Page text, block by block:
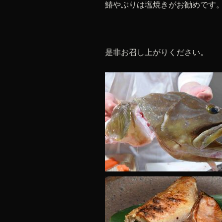
鰆やぶりは塩焼きがお勧めです
是非お召し上がりください。